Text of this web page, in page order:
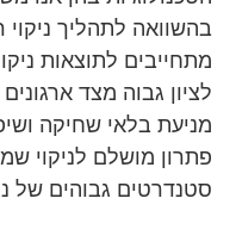
בהשוואה לתהליך ניקוי
מתחייבים לתוצאות
לציון גבוה מצד
מניעת בלאי שחיקה
פתרון מושלם לניקוי
סטנדרטים גבוהים של